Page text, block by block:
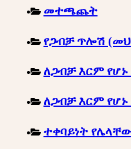
መተጫጨት
የጋብቻ ጥሎሽ
ለጋብቻ እርም
ለጋብቻ እርም
ተቀባይነት